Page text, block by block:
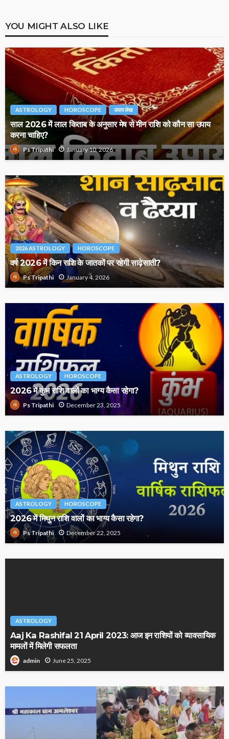
YOU MIGHT ALSO LIKE
ASTROLOGY HOROSCOPE उपाय लेख
साल 2026 में लाल किताब के अनुसार मेष से मीन राशि को कौन सा उपाय
करना चाहिए?
Ps Tripathi January 10, 2026
2026 ASTROLOGY HOROSCOPE
वर्ष 2026 में किन राशि के जातकों पर रहेगी साढ़ेसाती?
Ps Tripathi January 4, 2026
ASTROLOGY HOROSCOPE
2026 में कुंभ राशि वालों का भाग्य कैसा रहेगा?
Ps Tripathi December 23, 2025
ASTROLOGY HOROSCOPE
2026 में मिथुन राशि वालों का भाग्य कैसा रहेगा?
Ps Tripathi December 22, 2025
ASTROLOGY
Aaj Ka Rashifal 21 April 2023: आज इन राशियों को व्यावसायिक
मामलों में मिलेगी सफलता
admin June 25, 2025